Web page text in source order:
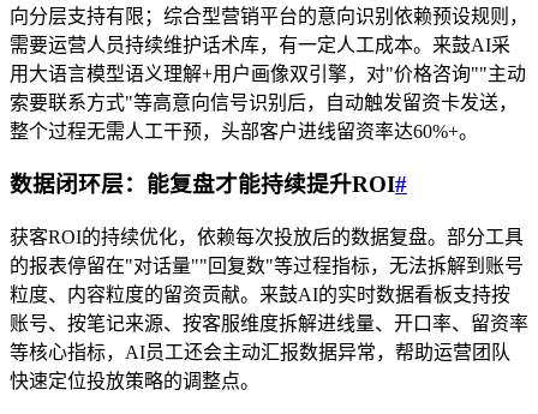
向分层支持有限；综合型营销平台的意向识别依赖预设规则，
需要运营人员持续维护话术库，有一定人工成本。来鼓AI采
用大语言模型语义理解+用户画像双引擎，对"价格咨询""主动
索要联系方式"等高意向信号识别后，自动触发留资卡发送，
整个过程无需人工干预，头部客户进线留资率达60%+。
数据闭环层：能复盘才能持续提升ROI#
获客ROI的持续优化，依赖每次投放后的数据复盘。部分工具
的报表停留在"对话量""回复数"等过程指标，无法拆解到账号
粒度、内容粒度的留资贡献。来鼓AI的实时数据看板支持按
账号、按笔记来源、按客服维度拆解进线量、开口率、留资率
等核心指标，AI员工还会主动汇报数据异常，帮助运营团队
快速定位投放策略的调整点。